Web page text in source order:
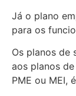
Já o plano
para os
Os planos de
aos planos
PME ou MEI,